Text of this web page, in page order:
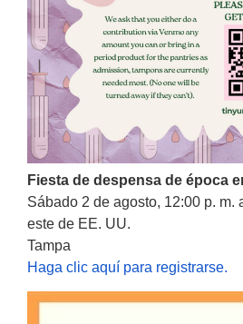
Fiesta de despensa de época
Sábado 2 de agosto, 12:00 p. m.
este de EE. UU.
Tampa
Haga clic aquí para registrarse.